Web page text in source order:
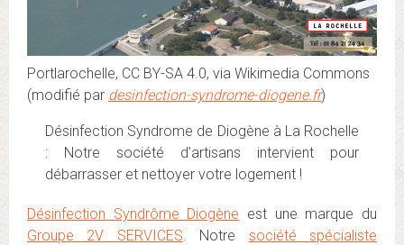
Portlarochelle, CC BY-SA 4.0, via Wikimedia Commons
(modifié par desinfection-syndrome-diogene.fr)
Désinfection Syndrome de Diogène à La Rochelle
: Notre société d’artisans intervient pour
débarrasser et nettoyer votre logement !
Désinfection Syndrôme Diogène est une marque du
Groupe 2V SERVICES . Notre société spécialiste